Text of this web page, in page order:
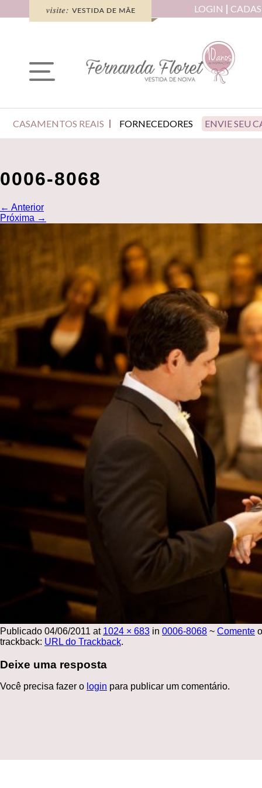
LOGIN
CASAMENTOS REAIS FORNECEDORES ENVIE SEU
0006-8068
← Anterior
Próxima →
Publicado 04/06/2011 at 1024 × 683 in 0006-8068 ~ Comente
trackback: URL do Trackback.
Deixe uma resposta
Você precisa fazer o login para publicar um comentário.